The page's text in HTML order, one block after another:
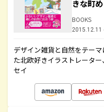
きな町
BOOKS
2015.12.11
デザイン雑貨と自然をテー
た北欧好きイラストレータ
セイ